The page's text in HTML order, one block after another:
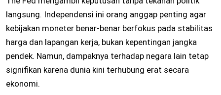
langsung. Independensi ini orang anggap penting agar
kebijakan moneter benar-benar berfokus pada stabilitas
harga dan lapangan kerja, bukan kepentingan jangka
pendek. Namun, dampaknya terhadap negara lain tetap
signifikan karena dunia kini terhubung erat secara
ekonomi.